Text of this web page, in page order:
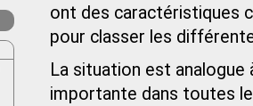
ont des caractéristiques
pour classer les
La situation est analogue
importante dans toutes